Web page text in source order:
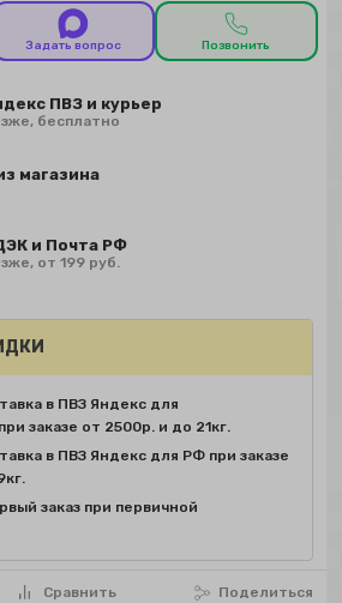
Задать вопрос Позвонить
ПВЗ и курьер
бесплатно
магазина
и Почта РФ
от 199 руб.
Сравнить Поделиться
в ПВЗ Яндекс для
заказе от 2500р. и до 21кг.
в ПВЗ Яндекс для РФ при заказе
заказ при первичной